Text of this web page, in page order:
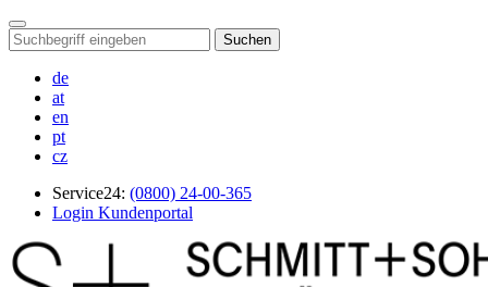
Suchen
de
at
en
pt
cz
Service24: (0800) 24-00-365
Login Kundenportal